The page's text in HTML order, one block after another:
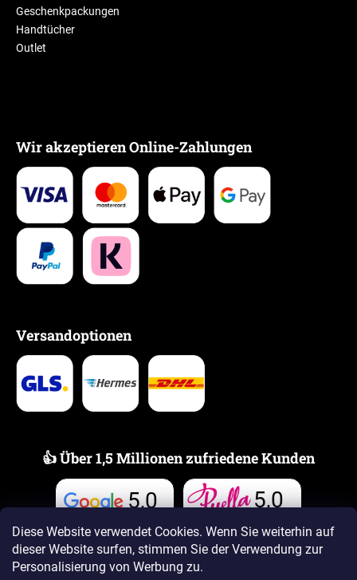
Diese Website verwendet Cookies. Wenn Sie weiterhin auf
dieser Website surfen, stimmen Sie der Verwendung zur
Personalisierung von Werbung zu.
Geschenkpackungen
Handtücher
Outlet
Wir akzeptieren Online-Zahlungen
Versandoptionen
👍 Über 1,5 Millionen zufriedene Kunden
5,0
Bewertungen
5,0